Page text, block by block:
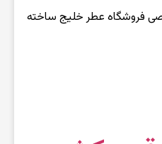
فروشگاه عطر خلیج ساخته